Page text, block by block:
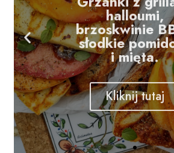
brzoskwinie
słodkie
i mięta.
Kliknij tutaj